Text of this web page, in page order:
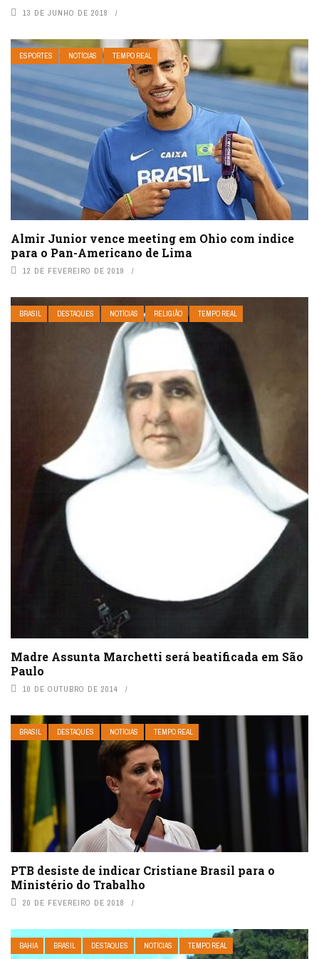
13 DE JUNHO DE 2018
ESPORTES NOTÍCIAS TEMPO REAL
Almir Junior vence meeting em Ohio com índice
para o Pan-Americano de Lima
12 DE FEVEREIRO DE 2019
BRASIL DESTAQUES NOTÍCIAS RELIGIÃO TEMPO REAL
Madre Assunta Marchetti será beatificada em São
Paulo
10 DE OUTUBRO DE 2014
BRASIL DESTAQUES NOTÍCIAS TEMPO REAL
PTB desiste de indicar Cristiane Brasil para o
Ministério do Trabalho
20 DE FEVEREIRO DE 2018
BAHIA BRASIL DESTAQUES NOTÍCIAS TEMPO REAL